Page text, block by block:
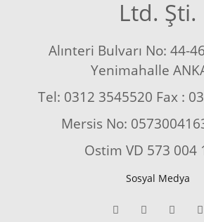
Ltd. Şti.
Alınteri Bulvarı No: 44-
Yenimahalle
Tel: 0312 3545520 Fax :
Mersis No:
Ostim VD 573 004
Sosyal Medya